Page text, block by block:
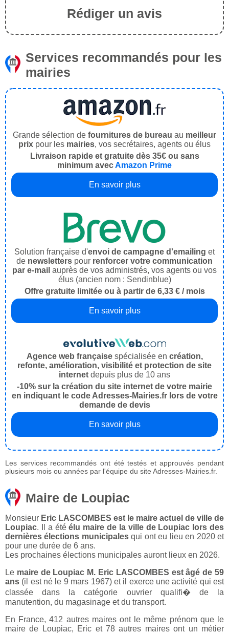
Rédiger un avis
Services recommandés pour les
mairies
Grande sélection de fournitures de bureau au meilleur
prix pour les mairies, vos secrétaires, agents ou élus
Livraison rapide et gratuite dès 35€ ou sans
minimum avecAmazon Prime
En savoir plus
Solution française d'envoi de campagne d'emailing et
de newsletters pour renforcer votre communication
par e-mail auprès de vos administrés, vos agents ou vos
élus (ancien nom : Sendinblue)
Offre gratuite limitée ou à partir de 6,33 € / mois
En savoir plus
Agence web françaisespécialisée en création,
refonte, amélioration, visibilité et protection de site
internet depuis plus de 10 ans
-10% sur la création du site internet de votre mairie
en indiquant le code Adresses-Mairies.fr lors de votre
demande de devis
En savoir plus
Les services recommandés ont été testés et approuvés pendant
plusieurs mois ou années par l'équipe du site Adresses-Mairies.fr.
Maire de Loupiac
Monsieur Eric LASCOMBES est le maire actuel de ville de
Loupiac. Il a étéélu maire de la ville de Loupiac lors des
dernières élections municipalesqui ont eu lieu en 2020 et
pour une durée de 6 ans.
Les prochaines élections municipales auront lieux en 2026.
Le maire de Loupiac M. Eric LASCOMBES est âgé de 59
ans (il est né le 9 mars 1967) et il exerce une activité qui est
classée dans la catégorie ouvrier qualifi� de la
manutention, du magasinage et du transport.
En France, 412 autres maires ont le même prénom que le
maire de Loupiac, Eric et 78 autres maires ont un métier